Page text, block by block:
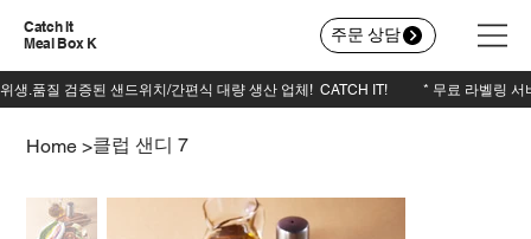
Catch It
Meal Box K
주문 상담
Home >클럽 샌디 7